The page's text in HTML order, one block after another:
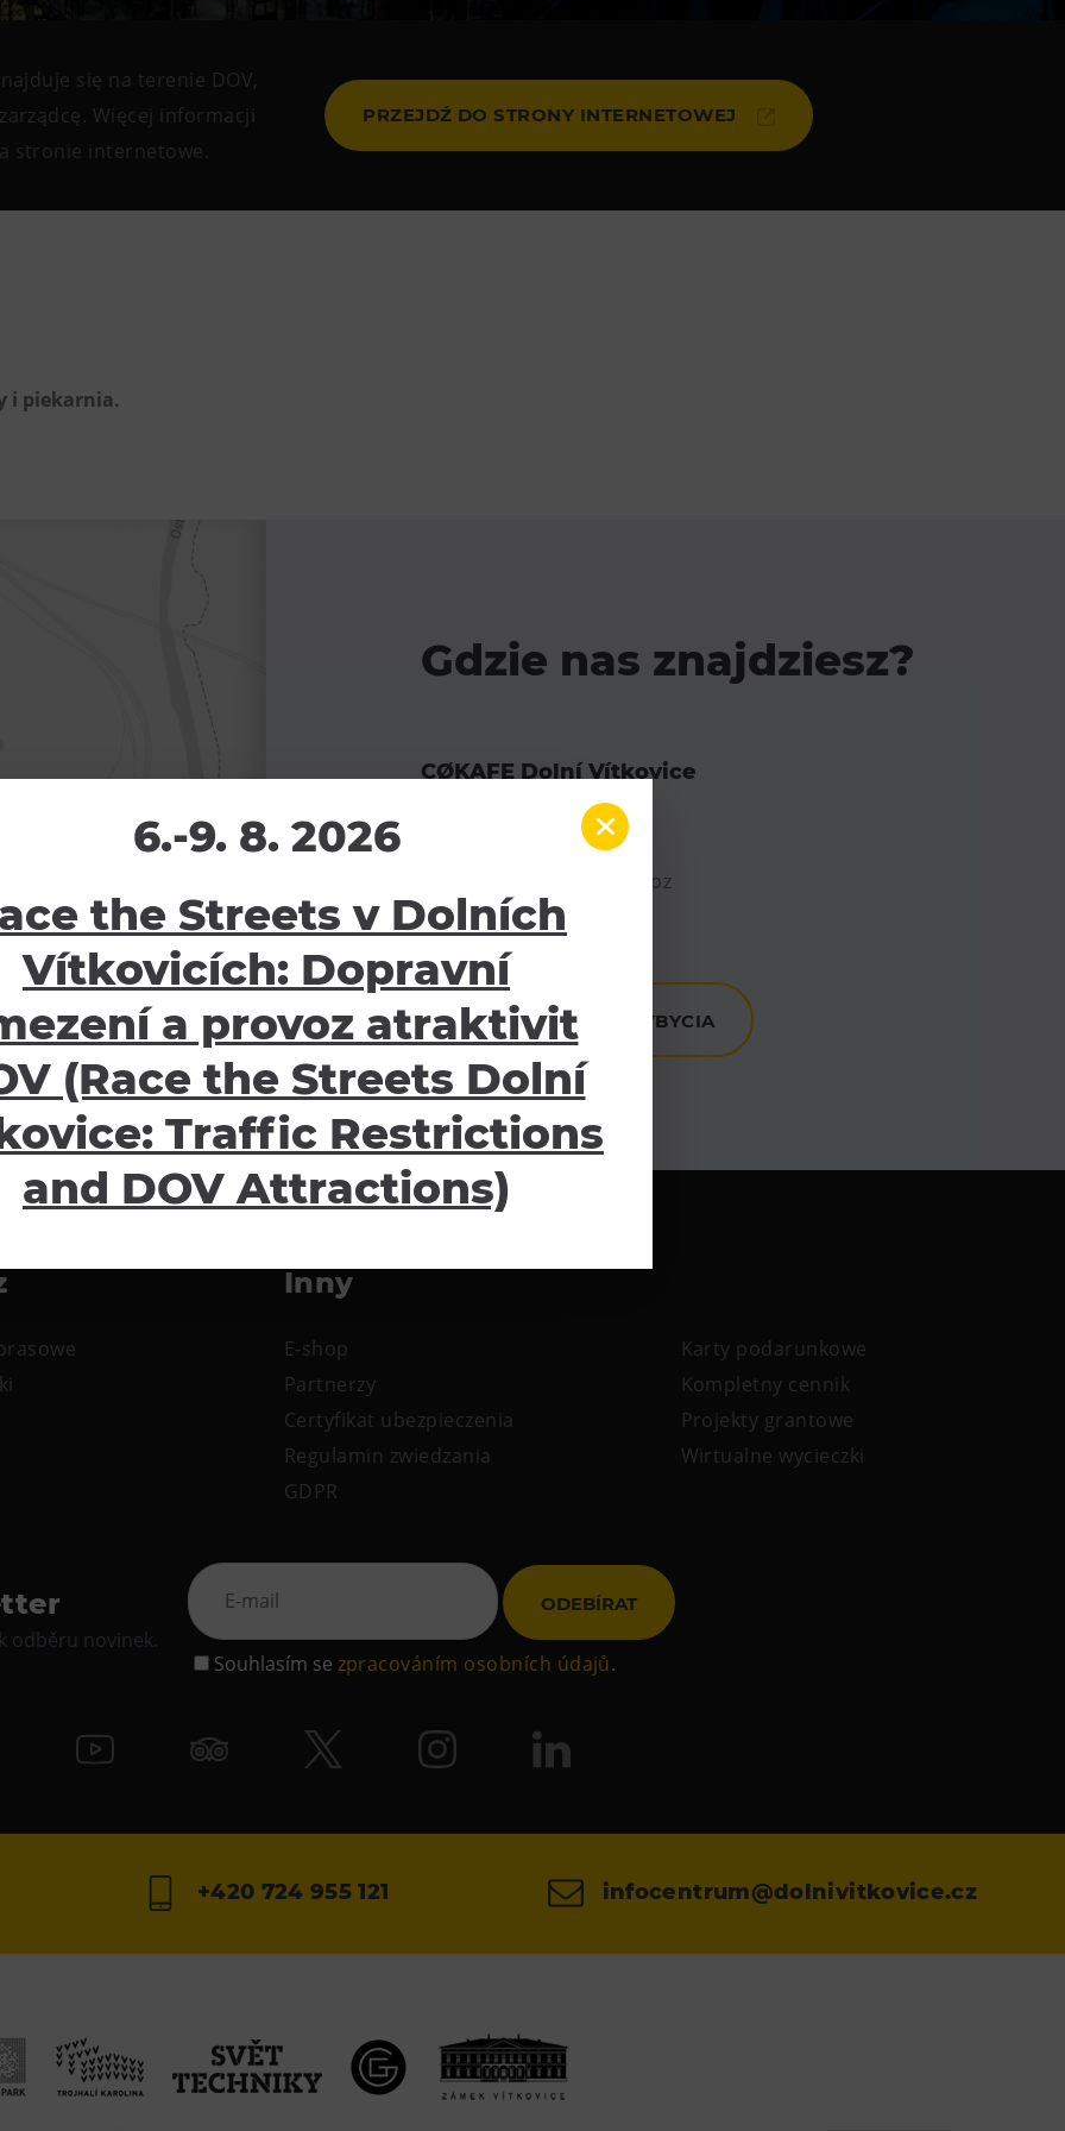
CØKAFE Dolní Vítkovice
Bistropen
Catering
Wypożyczanie rowerów
elektrycznych
się na terenie DOV,
Więcej informacji
stronie internetowe.
PRZEJDŹ DO STRONY INTERNETOWEJ
i piekarnia.
Gdzie nas znajdziesz?
CØKAFE Dolní Vítkovice
Moravská Ostrava a Přívoz
702 00
PRZEWODNIK PRZYBYCIA
Inny
E-shop
Partnerzy
Certyfikat ubezpieczenia
Regulamin zwiedzania
GDPR
Karty podarunkowe
Kompletny cennik
Projekty grantowe
Wirtualne wycieczki
odběru novinek.
ODEBÍRAT
Souhlasím se zpracováním osobních údajů.
+420 724 955 121 infocentrum@dolnivitkovice.cz
6.-9. 8. 2026
the Streets v Dolních
Vítkovicích: Dopravní
a provoz atraktivit
(Race the Streets Dolní
Traffic Restrictions
and DOV Attractions)